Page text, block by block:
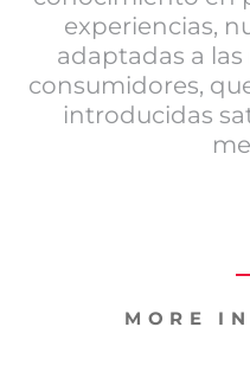
experiencias,
adaptadas a
consumidores,
introducidas
MORE